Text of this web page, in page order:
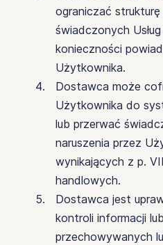
ograniczać strukturę
świadczonych
konieczności
Użytkownika.
Dostawca może
Użytkownika do
lub przerwać
naruszenia przez
wynikających z p.
handlowych.
Dostawca jest
kontroli informacji
przechowywanych